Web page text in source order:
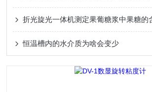
折光旋光一体机测定果葡糖浆中果糖的
恒温槽内的水介质为啥会变少